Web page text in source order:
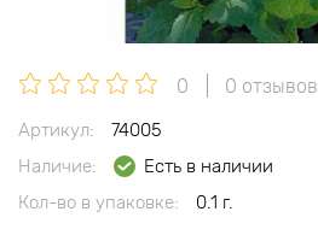
0 0 отзывов
Артикул:
74005
Наличие:
Есть в наличии
Кол-во в упаковке:
0.1 г.